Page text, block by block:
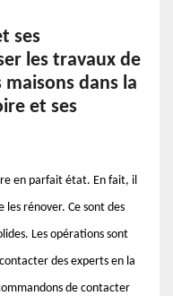
ses
les travaux de
dans la
et ses
en parfait état. En fait, il
rénover. Ce sont des
Les opérations sont
des experts en la
de contacter